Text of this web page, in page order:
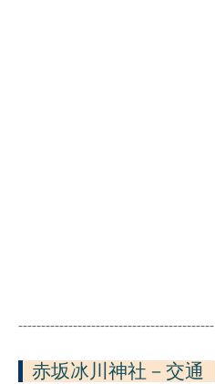
-------------------------------------------
赤坂冰川神社 －交通